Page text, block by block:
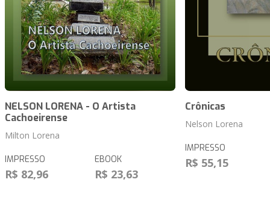
NELSON LORENA - O Artista
Cachoeirense
Milton Lorena
IMPRESSO
R$ 82,96
EBOOK
R$ 23,63
Crônicas
Nelson Lorena
IMPRESSO
R$ 55,15